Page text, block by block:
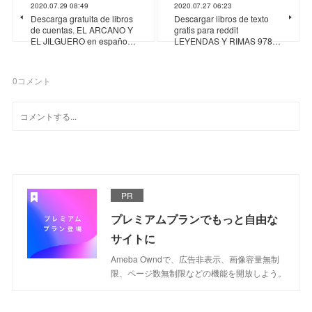
2020.07.29 08:49
Descarga gratuita de libros
de cuentas. EL ARCANO Y
EL JILGUERO en españo…
2020.07.27 06:23
Descargar libros de texto
gratis para reddit
LEYENDAS Y RIMAS 978…
0コメント
PR
プレミアムプランでもっと自由な
サイトに
Ameba Owndで、広告非表示、画像容量無制
限、ページ数無制限などの機能を開放しよう。